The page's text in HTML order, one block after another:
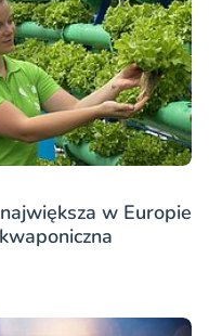
w Europie